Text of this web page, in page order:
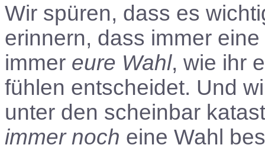
Wir spüren, dass es
erinnern, dass immer
immer eure Wahl, wie ihr
fühlen entscheidet. Und
unter den scheinbar
immer noch eine Wahl